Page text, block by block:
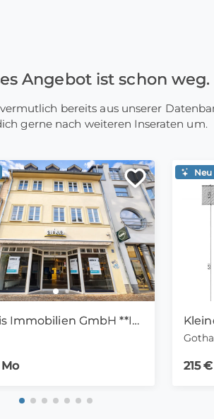
Angebot ist schon weg.
bereits aus unserer
gerne nach weiteren Inseraten um.
antaris Immobilien GmbH **Ihre VISION- Ihr ERFOLG in bester Lage**
Gotha
215
Neu